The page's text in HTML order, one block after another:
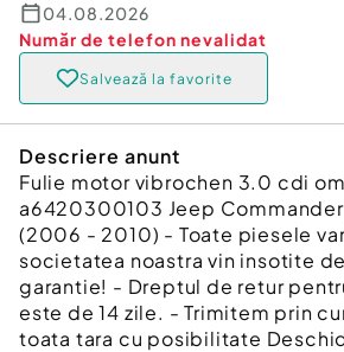
04.08.2026
Număr de telefon nevalidat
Salvează la favorite
Descriere anunt
Fulie motor vibrochen 3.0 cdi
a6420300103 Jeep
(2006 - 2010) - Toate piesele
societatea noastra vin insotite
garantie! - Dreptul de retur
este de 14 zile. - Trimitem prin
toata tara cu posibilitate